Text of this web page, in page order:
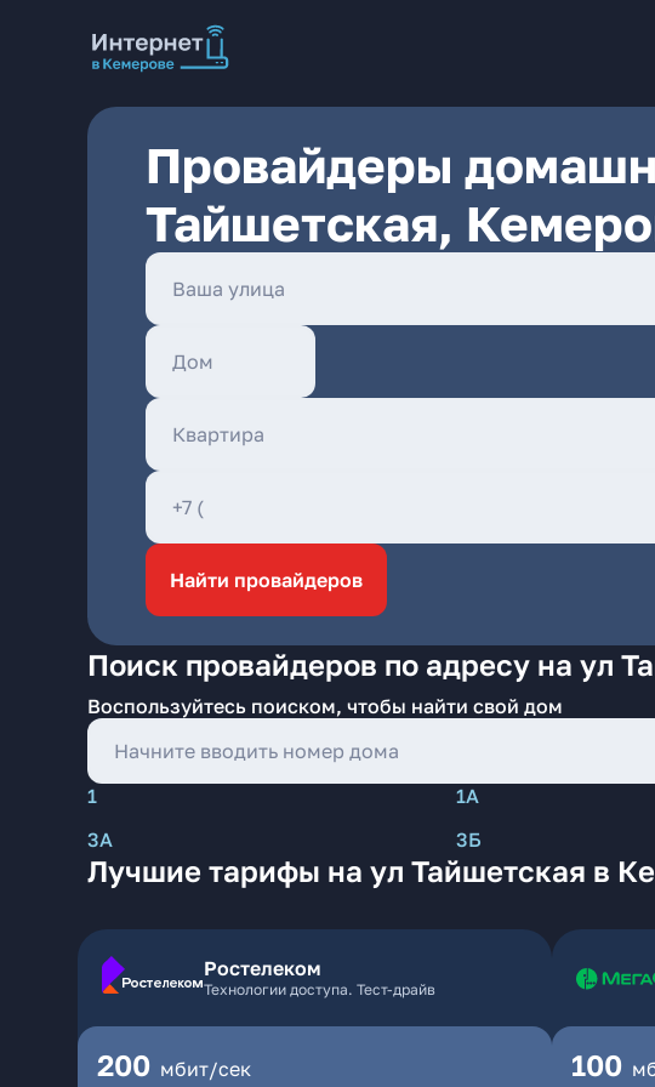
Провайдеры
Тайшетская,
Найти провайдеров
Поиск провайдеров по адресу на ул
Воспользуйтесь поиском, чтобы найти свой дом
1 1А
3А
3Б
Лучшие тарифы на ул Тайшетская в
Ростелеком
Технологии доступа. Тест-драйв
200 мбит/сек 100